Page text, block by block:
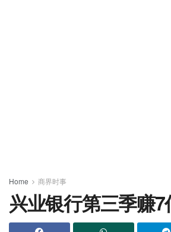
Home 商界时事
兴业银行第三季赚7